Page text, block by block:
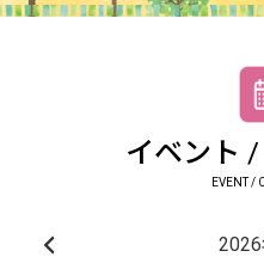
イベント
EVENT /
2026